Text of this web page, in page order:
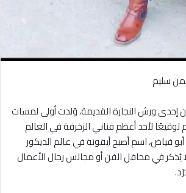
سليم
ورش النجارة القديمة، وُلدت أولى لمسات
توقيعًا لأحد أعظم فناني الزخرفة في العالم
فياض، اسم أصبح أيقونة في عالم الديكور
يُذكر في محافل الفن أو مجالس رجال الأعمال